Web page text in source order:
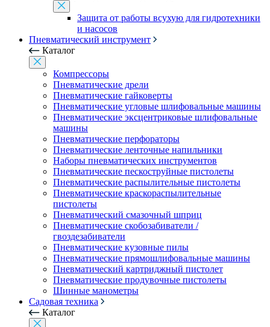
Защита от работы всухую для гидротехники
и насосов
Пневматический инструмент
Каталог
Компрессоры
Пневматические дрели
Пневматические гайковерты
Пневматические угловые шлифовальные машины
Пневматические эксцентриковые шлифовальные
машины
Пневматические перфораторы
Пневматические ленточные напильники
Наборы пневматических инструментов
Пневматические пескоструйные пистолеты
Пневматические распылительные пистолеты
Пневматические краскораспылительные
пистолеты
Пневматический смазочный шприц
Пневматические скобозабиватели /
гвоздезабиватели
Пневматические кузовные пилы
Пневматические прямошлифовальные машины
Пневматический картриджный пистолет
Пневматические продувочные пистолеты
Шинные манометры
Садовая техника
Каталог